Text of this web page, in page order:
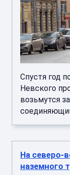
Спустя год
Невского
возьмутся
На северо-
наземного